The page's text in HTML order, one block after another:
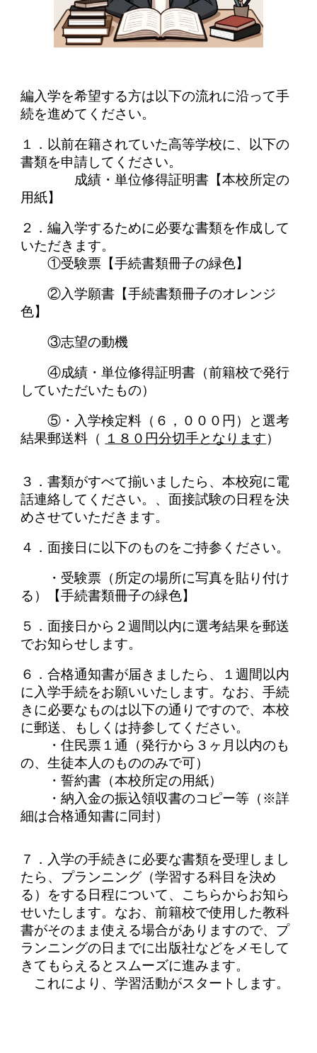
編入学を希望する方は以下の流れに沿って手
続を進めてください。
１．以前在籍されていた高等学校に、以下の
書類を申請してください。
成績・単位修得証明書【本校所定の
用紙】
２．編入学するために必要な書類を作成して
いただきます。
①受験票【手続書類冊子の緑色】
②入学願書【手続書類冊子のオレンジ
色】
③志望の動機
④成績・単位修得証明書（前籍校で発行
していただいたもの）
⑤・入学検定料（６，０００円）と選考
結果郵送料（
１８０円分切手となります）
３．書類がすべて揃いましたら、本校宛に電
話連絡してください。、面接試験の日程を決
めさせていただきます。
４．面接日に以下のものをご持参ください。
・受験票（所定の場所に写真を貼り付け
る）【手続書類冊子の緑色】
５．面接日から２週間以内に選考結果を郵送
でお知らせします。
６．合格通知書が届きましたら、１週間以内
に入学手続をお願いいたします。なお、手続
きに必要なものは以下の通りですので、本校
に郵送、もしくは持参してください。
・住民票１通（発行から３ヶ月以内のも
の、生徒本人のもののみで可）
・誓約書（本校所定の用紙）
・納入金の振込領収書のコピー等（※詳
細は合格通知書に同封）
７．入学の手続きに必要な書類を受理しまし
たら、プランニング（学習する科目を決め
る）をする日程について、こちらからお知ら
せいたします。なお、前籍校で使用した教科
書がそのまま使える場合がありますので、プ
ランニングの日までに出版社などをメモして
きてもらえるとスムーズに進みます。
これにより、学習活動がスタートします。